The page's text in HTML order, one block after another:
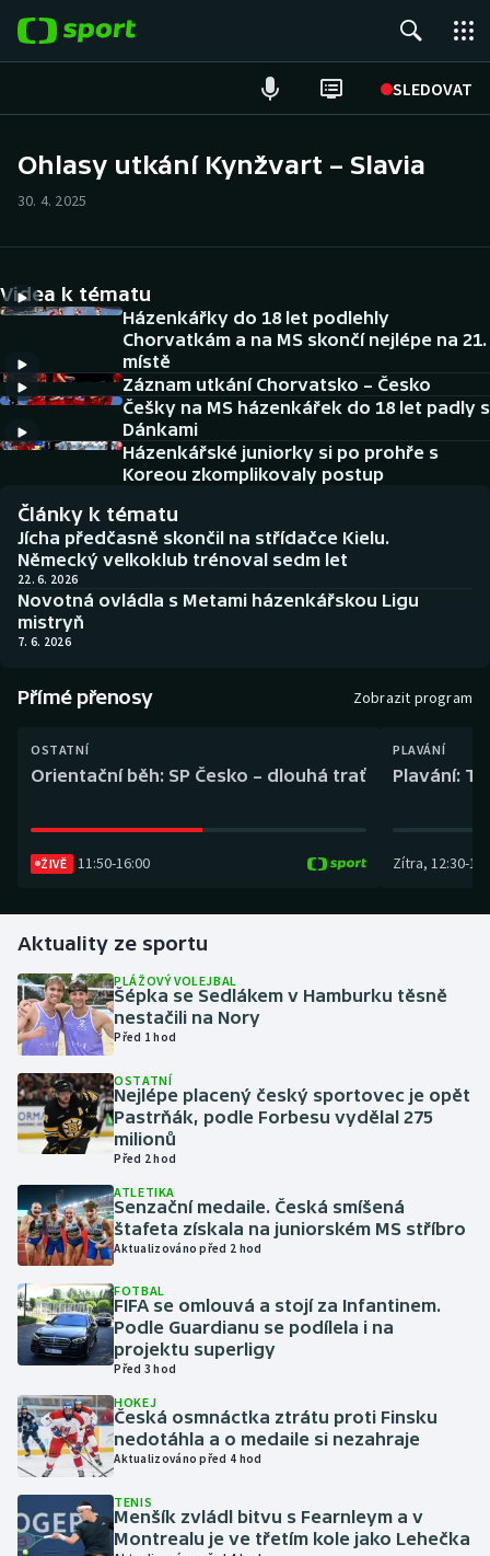
SLEDOVAT
Hokej
Tenis
Atletika
DALŠÍ SPORTY
Americký fotbal
Baseball a softbal
Basketbal
Biatlon
Curling
Florbal
Golf
Gymnastika
Házená
Jezdectví
Judo
Krasobruslení
Lezení
Lyže a snowboard
Moderní pětiboj
Motorsport
Olympijské hry
NEPŘEHLÉDNĚTE
Soutěže
Historické návraty
Aplikace ČT sport
Ohlasy utkání Kynžvart – Slavia
30. 4. 2025
Videa k tématu
Házenkářky do 18 let podlehly
Chorvatkám a na MS skončí nejlépe na 21.
místě
Záznam utkání Chorvatsko – Česko
Češky na MS házenkářek do 18 let padly s
Dánkami
Házenkářské juniorky si po prohře s
Koreou zkomplikovaly postup
Články k tématu
Jícha předčasně skončil na střídačce Kielu.
Německý velkoklub trénoval sedm let
22. 6. 2026
Novotná ovládla s Metami házenkářskou Ligu
mistryň
7. 6. 2026
Přímé přenosy Zobrazit program
OSTATNÍ
Orientační běh: SP Česko – dlouhá trať
ŽIVĚ 11:50-16:00
PLAVÁNÍ
Plavání:
Zítra, 12:30-
Aktuality ze sportu
PLÁŽOVÝ VOLEJBAL
Šépka se Sedlákem v Hamburku těsně
nestačili na Nory
Před 1 hod
OSTATNÍ
Nejlépe placený český sportovec je opět
Pastrňák, podle Forbesu vydělal 275
milionů
Před 2 hod
ATLETIKA
Senzační medaile. Česká smíšená
štafeta získala na juniorském MS stříbro
Aktualizováno před 2 hod
FOTBAL
FIFA se omlouvá a stojí za Infantinem.
Podle Guardianu se podílela i na
projektu superligy
Před 3 hod
HOKEJ
Česká osmnáctka ztrátu proti Finsku
nedotáhla a o medaile si nezahraje
Aktualizováno před 4 hod
TENIS
Menšík zvládl bitvu s Fearnleym a v
Montrealu je ve třetím kole jako Lehečka